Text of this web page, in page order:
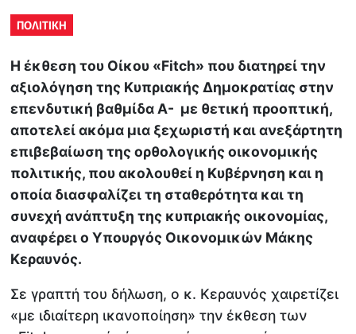
ΠΟΛΙΤΙΚΗ
Η έκθεση του Οίκου «Fitch» που διατηρεί την
αξιολόγηση της Κυπριακής Δημοκρατίας στην
επενδυτική βαθμίδα Α- με θετική προοπτική,
αποτελεί ακόμα μια ξεχωριστή και ανεξάρτητη
επιβεβαίωση της ορθολογικής οικονομικής
πολιτικής, που ακολουθεί η Κυβέρνηση και η
οποία διασφαλίζει τη σταθερότητα και τη
συνεχή ανάπτυξη της κυπριακής οικονομίας,
αναφέρει ο Υπουργός Οικονομικών Μάκης
Κεραυνός.
Σε γραπτή του δήλωση, ο κ. Κεραυνός χαιρετίζει
«με ιδιαίτερη ικανοποίηση» την έκθεση των